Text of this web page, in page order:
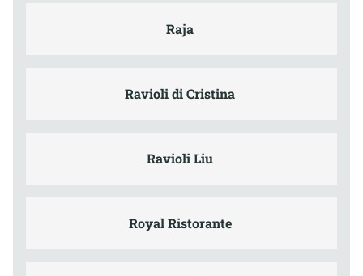
Raja
Ravioli di Cristina
Ravioli Liu
Royal Ristorante